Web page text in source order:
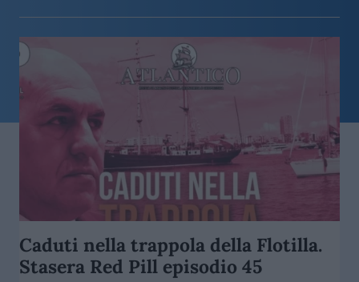
Caduti nella trappola della Flotilla.
Stasera Red Pill episodio 45